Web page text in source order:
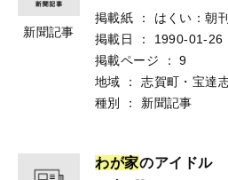
新聞記事
掲載紙 ：
はくい：朝刊
掲載日
：
1990-01-26
掲載ページ
：
9
地域
：
志賀町・宝達
種別
： 新聞記事
わが家のアイドル